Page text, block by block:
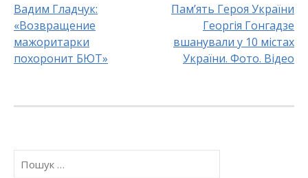
P
o
n
Вадим Гладчук:
«Возвращение
мажоритарки
похоронит БЮТ»
Пам’ять Героя України
Георгія Гонгадзе
вшанували у 10 містах
України. Фото. Відео
П